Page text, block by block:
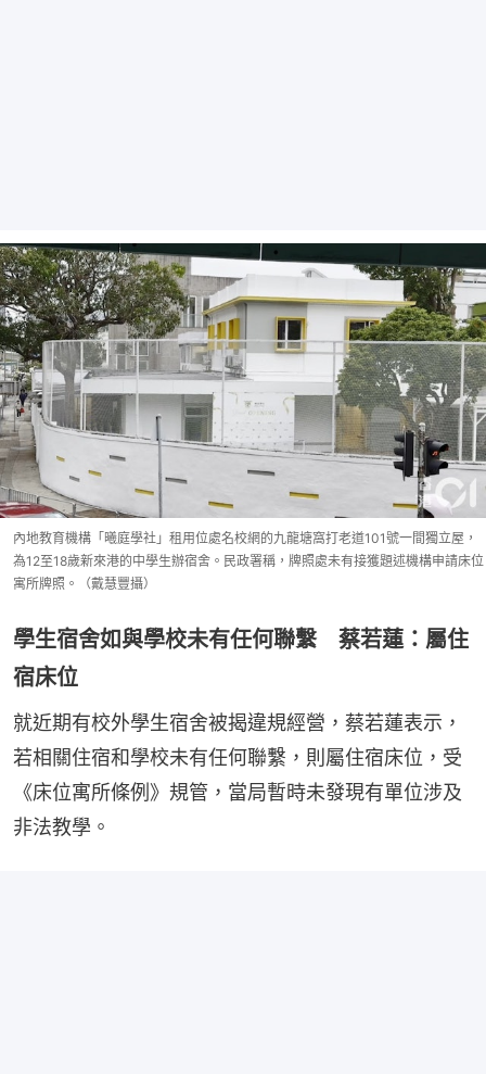
內地教育機構「曦庭學社」租用位處名校網的九龍塘窩打老道101號一間獨立屋，
為12至18歲新來港的中學生辦宿舍。民政署稱，牌照處未有接獲題述機構申請床位
寓所牌照。（戴慧豐攝）
學生宿舍如與學校未有任何聯繫 蔡若蓮：屬住
宿床位
就近期有校外學生宿舍被揭違規經營，蔡若蓮表示，
若相關住宿和學校未有任何聯繫，則屬住宿床位，受
《床位寓所條例》規管，當局暫時未發現有單位涉及
非法教學。